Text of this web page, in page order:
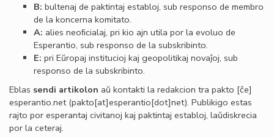
B: bultenaj de paktintaj establoj, sub responso de membro
de la koncerna komitato.
A: alies neoﬁcialaj, pri kio ajn utila por la evoluo de
Esperantio, sub responso de la subskribinto.
E: pri Eŭropaj institucioj kaj geopolitikaj novaĵoj, sub
responso de la subskribinto.
Eblas sendi artikolon aŭ kontakti la redakcion tra pakto [ĉe]
esperantio.net(pakto[at]esperantio[dot]net). Publikigo estas
rajto por esperantaj civitanoj kaj paktintaj establoj, laŭdiskrecia
por la ceteraj.